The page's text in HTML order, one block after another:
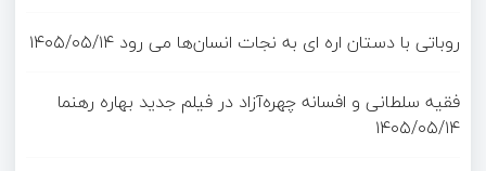
روباتی با دستان اره ای به نجات انسان‌ها می رود ۱۴۰۵/۰۵/۱۴
فقیه سلطانی و افسانه چهره‌آزاد در فیلم جدید بهاره رهنما
۱۴۰۵/۰۵/۱۴